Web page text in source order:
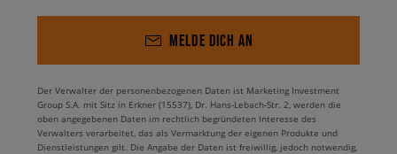
MELDE DICH AN
Der Verwalter der personenbezogenen Daten ist Marketing Investment
Group S.A. mit Sitz in Erkner (15537), Dr. Hans-Lebach-Str. 2, werden die
oben angegebenen Daten im rechtlich begründeten Interesse des
Verwalters verarbeitet, das als Vermarktung der eigenen Produkte und
Dienstleistungen gilt. Die Angabe der Daten ist freiwillig, jedoch notwendig,